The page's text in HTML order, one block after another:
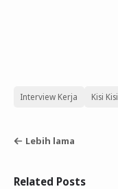
Interview Kerja Kisi
Lebih lama
Related Posts